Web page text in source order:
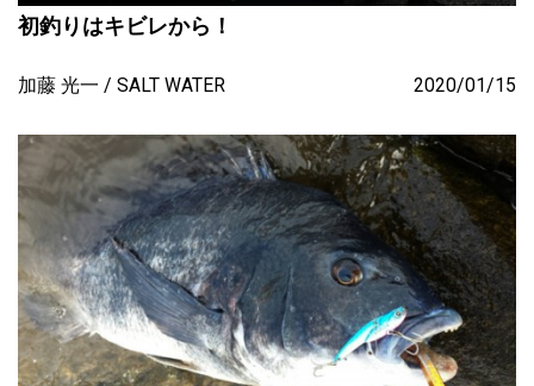
初釣りはキビレから！
加藤 光一 SALT WATER 2020/01/15